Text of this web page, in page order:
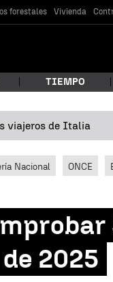
forestales Vivienda
buscando?
TIEMPO
viajeros de Italia
Nacional ONCE
2025